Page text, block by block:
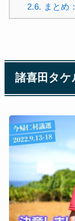
2.6. まとめ
諸喜田タ